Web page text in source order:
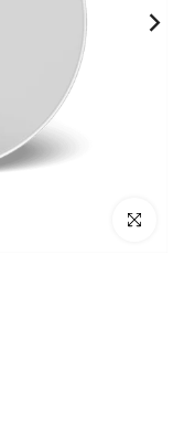
Click para